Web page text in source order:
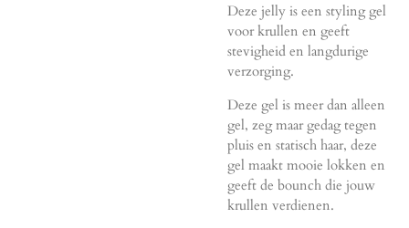
Deze jelly is een styling gel
voor krullen en geeft
stevigheid en langdurige
verzorging.
Deze gel is meer dan alleen
gel, zeg maar gedag tegen
pluis en statisch haar, deze
gel maakt mooie lokken en
geeft de bounch die jouw
krullen verdienen.